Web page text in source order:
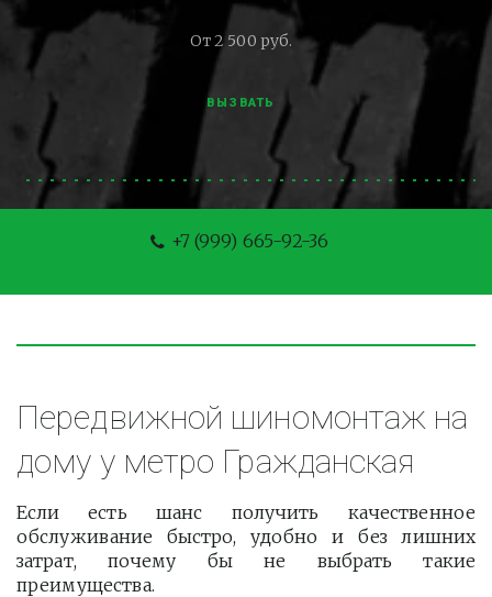
От 2 500 руб.
ВЫЗВАТЬ
+7 (999) 665-92-36
Передвижной шиномонтаж на
дому у метро Гражданская
Если есть шанс получить качественное
обслуживание быстро, удобно и без лишних
затрат, почему бы не выбрать такие
преимущества.